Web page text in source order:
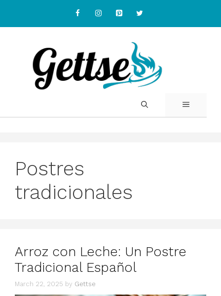
content
MENU
Postres
tradicionales
Arroz con Leche: Un Postre
Tradicional Español
March 22, 2025 by Gettse